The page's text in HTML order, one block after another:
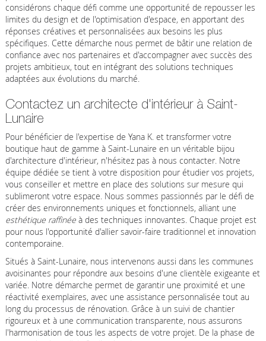
considérons chaque défi comme une opportunité de repousser les
limites du design et de l'optimisation d'espace, en apportant des
réponses créatives et personnalisées aux besoins les plus
spécifiques. Cette démarche nous permet de bâtir une relation de
confiance avec nos partenaires et d'accompagner avec succès des
projets ambitieux, tout en intégrant des solutions techniques
adaptées aux évolutions du marché.
Contactez un architecte d'intérieur à Saint-
Lunaire
Pour bénéficier de l'expertise de Yana K. et transformer votre
boutique haut de gamme à Saint-Lunaire en un véritable bijou
d'architecture d'intérieur, n'hésitez pas à nous contacter. Notre
équipe dédiée se tient à votre disposition pour étudier vos projets,
vous conseiller et mettre en place des solutions sur mesure qui
sublimeront votre espace. Nous sommes passionnés par le défi de
créer des environnements uniques et fonctionnels, alliant une
esthétique raffinéeà des techniques innovantes. Chaque projet est
pour nous l'opportunité d'allier savoir-faire traditionnel et innovation
contemporaine.
Situés à Saint-Lunaire, nous intervenons aussi dans les communes
avoisinantes pour répondre aux besoins d'une clientèle exigeante et
variée. Notre démarche permet de garantir une proximité et une
réactivité exemplaires, avec une assistance personnalisée tout au
long du processus de rénovation. Grâce à un suivi de chantier
rigoureux et à une communication transparente, nous assurons
l'harmonisation de tous les aspects de votre projet. De la phase de